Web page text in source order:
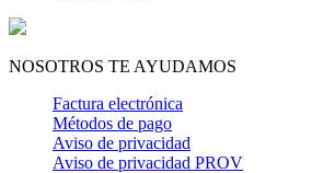
NOSOTROS TE AYUDAMOS
Factura electrónica
Métodos de pago
Aviso de privacidad
Aviso de privacidad PROV